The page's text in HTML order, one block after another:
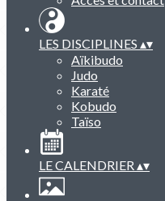
LES DISCIPLINES ▴▾
Aïkibudo
Judo
Karaté
Kobudo
Taïso
LE CALENDRIER▴▾